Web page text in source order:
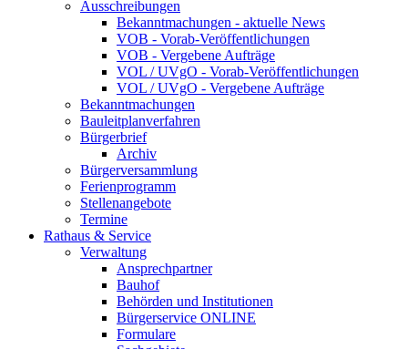
Ausschreibungen
Bekanntmachungen - aktuelle News
VOB - Vorab-Veröffentlichungen
VOB - Vergebene Aufträge
VOL / UVgO - Vorab-Veröffentlichungen
VOL / UVgO - Vergebene Aufträge
Bekanntmachungen
Bauleitplanverfahren
Bürgerbrief
Archiv
Bürgerversammlung
Ferienprogramm
Stellenangebote
Termine
Rathaus & Service
Verwaltung
Ansprechpartner
Bauhof
Behörden und Institutionen
Bürgerservice ONLINE
Formulare